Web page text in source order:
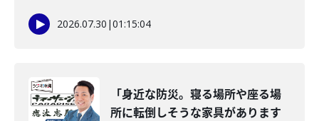
2026.07.30 |01:15:04
「身近な防災。寝る場所や座る場
所に転倒しそうな家具があります